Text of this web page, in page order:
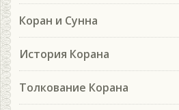
Коран и Сунна
История Корана
Толкование Корана